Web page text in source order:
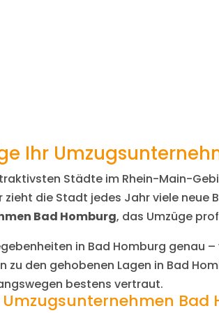
Ihr
Städte im Rhein-Main-
die Stadt jedes Jahr viele neue
Bad Homburg, das Umzüge
in Bad Homburg genau
zu den gehobenen Lagen in Bad
bestens vertraut.
Bad